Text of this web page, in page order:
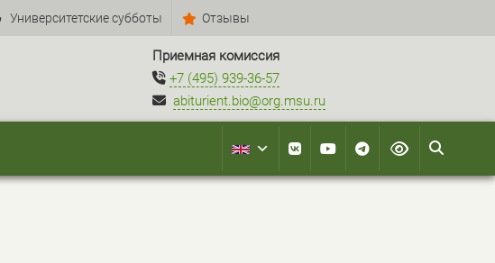
Университетские субботы Отзывы
Приемная комиссия
+7 (495) 939-36-57
abiturient.bio@org.msu.ru